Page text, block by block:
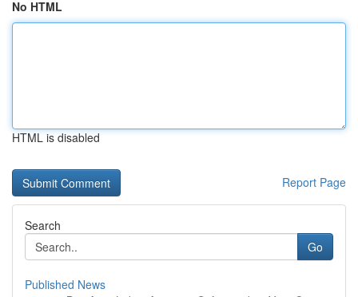
No HTML
HTML is disabled
Report Page
Search
Go
Published News